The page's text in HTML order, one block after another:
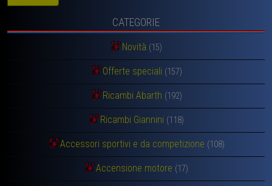
CATEGORIE
Novità (15)
Offerte speciali (157)
Ricambi Abarth (192)
Ricambi Giannini (118)
Accessori sportivi e da competizione (108)
Accensione motore (17)